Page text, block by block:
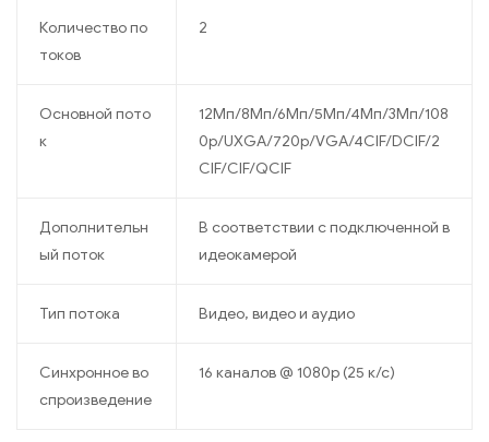
Количество по
токов
2
Основной пото
к
12Мп/8Мп/6Мп/5Мп/4Мп/3Мп/108
0p/UXGA/720p/VGA/4CIF/DCIF/2
CIF/CIF/QCIF
Дополнительн
ый поток
В соответствии с подключенной в
идеокамерой
Тип потока Видео, видео и аудио
Синхронное во
спроизведение
16 каналов @ 1080р (25 к/с)